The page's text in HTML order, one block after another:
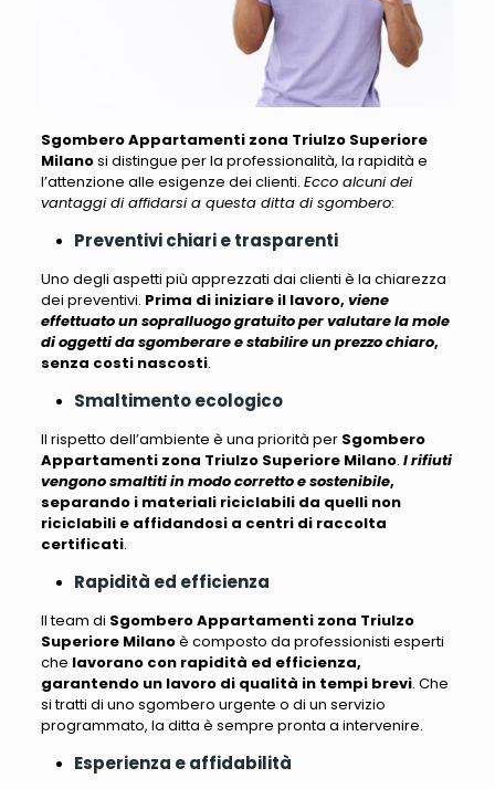
Sgombero Appartamenti zona Triulzo Superiore
Milanosi distingue per la professionalità, la rapidità e
l’attenzione alle esigenze dei clienti. Ecco alcuni dei
vantaggi di affidarsi a questa ditta di sgombero:
Preventivi chiari e trasparenti
Uno degli aspetti più apprezzati dai clienti è la chiarezza
dei preventivi. Prima di iniziare il lavoro, viene
effettuato un sopralluogo gratuito per valutare la mole
di oggetti da sgomberare e stabilire un prezzo chiaro,
senza costi nascosti.
Smaltimento ecologico
Il rispetto dell’ambiente è una priorità per Sgombero
Appartamenti zona Triulzo Superiore Milano. I rifiuti
vengono smaltiti in modo corretto e sostenibile,
separando i materiali riciclabili da quelli non
riciclabili e affidandosi a centri di raccolta
certificati.
Rapidità ed efficienza
Il team di Sgombero Appartamenti zona Triulzo
Superiore Milanoè composto da professionisti esperti
che lavorano con rapidità ed efficienza,
garantendo un lavoro di qualità in tempi brevi. Che
si tratti di uno sgombero urgente o di un servizio
programmato, la ditta è sempre pronta a intervenire.
Esperienza e affidabilità